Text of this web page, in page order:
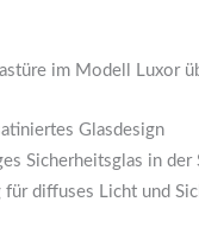
im Modell Luxor
Glasdesign
Sicherheitsglas in der
für diffuses Licht und